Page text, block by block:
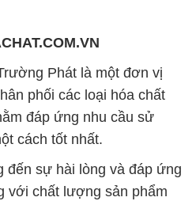
Phát là một đơn vị
phối các loại hóa chất
đáp ứng nhu cầu sử
cách tốt nhất.
đến sự hài lòng và đáp ứng
với chất lượng sản phẩm